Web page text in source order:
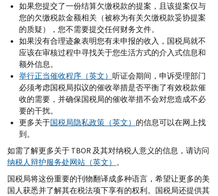
如果您提交了一份结算欠缴税款的提案，且该提案仅与
您的欠缴税款金额相关（被称为有关欠缴税款妥协提案
的质疑），您不需要提交任何财务文件。
如果没有合理迹象表明您有未申报的收入，国税局就不
应该在审核过程中寻找关于您生活方式的介入式信息和
额外信息。
举行正当催收程序（英文） 听证会期间，申诉受理部门
必须考虑国税局拟议的催收举措是否平衡了有效税款催
收的需要，并确保国税局的催收举措不会对您造成不必
要的干扰。
更多关于国税局隐私政策（英文） 的信息可以在网上找
到。
如需了解更多关于TBOR及其对纳税人意义的信息，请访问
纳税人辩护服务处网站（英文） 。
国税局将这份重要的刊物翻译成多种语言，希望让更多的美
国人获悉并了解其在税法项下享有的权利。国税局还提供其